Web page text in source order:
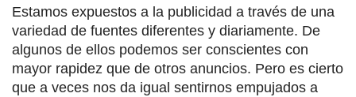
Estamos expuestos a la publicidad a través de una
variedad de fuentes diferentes y diariamente. De
algunos de ellos podemos ser conscientes con
mayor rapidez que de otros anuncios. Pero es cierto
que a veces nos da igual sentirnos empujados a